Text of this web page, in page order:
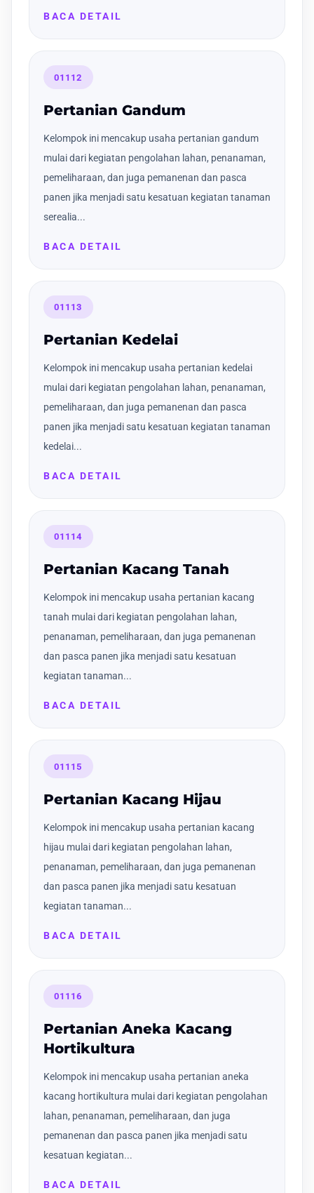
BACA DETAIL
01112
Pertanian Gandum
Kelompok ini mencakup usaha pertanian gandum
mulai dari kegiatan pengolahan lahan, penanaman,
pemeliharaan, dan juga pemanenan dan pasca
panen jika menjadi satu kesatuan kegiatan tanaman
serealia...
BACA DETAIL
01113
Pertanian Kedelai
Kelompok ini mencakup usaha pertanian kedelai
mulai dari kegiatan pengolahan lahan, penanaman,
pemeliharaan, dan juga pemanenan dan pasca
panen jika menjadi satu kesatuan kegiatan tanaman
kedelai...
BACA DETAIL
01114
Pertanian Kacang Tanah
Kelompok ini mencakup usaha pertanian kacang
tanah mulai dari kegiatan pengolahan lahan,
penanaman, pemeliharaan, dan juga pemanenan
dan pasca panen jika menjadi satu kesatuan
kegiatan tanaman...
BACA DETAIL
01115
Pertanian Kacang Hijau
Kelompok ini mencakup usaha pertanian kacang
hijau mulai dari kegiatan pengolahan lahan,
penanaman, pemeliharaan, dan juga pemanenan
dan pasca panen jika menjadi satu kesatuan
kegiatan tanaman...
BACA DETAIL
01116
Pertanian Aneka Kacang
Hortikultura
Kelompok ini mencakup usaha pertanian aneka
kacang hortikultura mulai dari kegiatan pengolahan
lahan, penanaman, pemeliharaan, dan juga
pemanenan dan pasca panen jika menjadi satu
kesatuan kegiatan...
BACA DETAIL